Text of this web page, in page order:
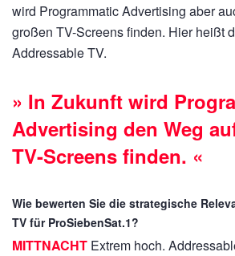
wird Programmatic Advertising aber
großen TV-Screens finden. Hier heißt
Addressable TV.
» In Zukunft wird
Advertising den Weg
TV-Screens finden. «
Wie bewerten Sie die strategische
TV für ProSiebenSat.1?
MITTNACHT Extrem hoch.